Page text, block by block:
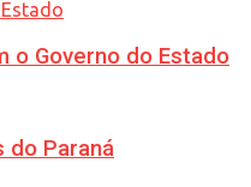
o Governo do Estado
do Paraná